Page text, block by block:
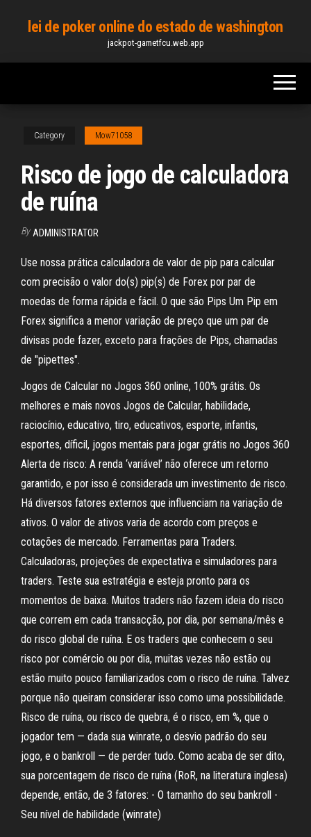
content
lei de poker online do estado de washington
jackpot-gametfcu.web.app
Category Mow71058
Risco de jogo de calculadora
de ruína
By ADMINISTRATOR
Use nossa prática calculadora de valor de pip para calcular
com precisão o valor do(s) pip(s) de Forex por par de
moedas de forma rápida e fácil. O que são Pips Um Pip em
Forex significa a menor variação de preço que um par de
divisas pode fazer, exceto para frações de Pips, chamadas
de "pipettes".
Jogos de Calcular no Jogos 360 online, 100% grátis. Os
melhores e mais novos Jogos de Calcular, habilidade,
raciocínio, educativo, tiro, educativos, esporte, infantis,
esportes, díficil, jogos mentais para jogar grátis no Jogos 360
Alerta de risco: A renda ‘variável’ não oferece um retorno
garantido, e por isso é considerada um investimento de risco.
Há diversos fatores externos que influenciam na variação de
ativos. O valor de ativos varia de acordo com preços e
cotações de mercado. Ferramentas para Traders.
Calculadoras, projeções de expectativa e simuladores para
traders. Teste sua estratégia e esteja pronto para os
momentos de baixa. Muitos traders não fazem ideia do risco
que correm em cada transacção, por dia, por semana/mês e
do risco global de ruína. E os traders que conhecem o seu
risco por comércio ou por dia, muitas vezes não estão ou
estão muito pouco familiarizados com o risco de ruína. Talvez
porque não queiram considerar isso como uma possibilidade.
Risco de ruína, ou risco de quebra, é o risco, em %, que o
jogador tem — dada sua winrate, o desvio padrão do seu
jogo, e o bankroll — de perder tudo. Como acaba de ser dito,
sua porcentagem de risco de ruína (RoR, na literatura inglesa)
depende, então, de 3 fatores: - O tamanho do seu bankroll -
Seu nível de habilidade (winrate)